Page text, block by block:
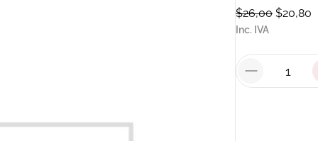
$26,00 $20,80
Inc. IVA